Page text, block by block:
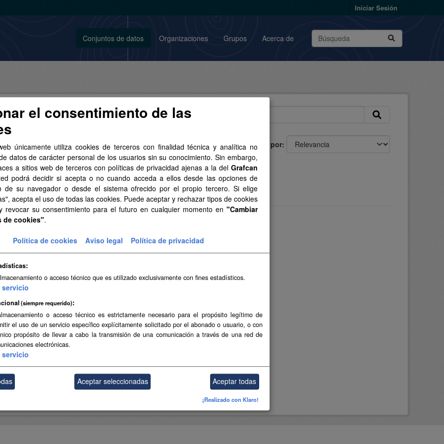
Iniciar Sesión
Conjuntos de datos Organizaciones Grupos Acerca de
Ordenar por
de datos encontrado
Sanidad
Licencias:
Legal del Gobierno de Canarias
Formatos: SHP
puede acceder a este registro utilizando los
el consentimiento de las
únicamente utiliza cookies de terceros con finalidad técnica y analítica no
datos de carácter personal de los usuarios sin su conocimiento. Sin embargo,
a sitios web de terceros con políticas de privacidad ajenas a la del Grafcan
podrá decidir si acepta o no cuando acceda a ellos desde las opciones de
de su navegador o desde el sistema ofrecido por el propio tercero. Si elige
acepta el uso de todas las cookies. Puede aceptar y rechazar tipos de cookies
revocar su consentimiento para el futuro en cualquier momento en "Cambiar
de cookies".
Política de cookies Aviso legal Política de privacidad
o acceso técnico que es utilizado exclusivamente con fines estadísticos.
servicio
(siempre requerido)
o acceso técnico es estrictamente necesario para el propósito legítimo de
el uso de un servicio específico explícitamente solicitado por el abonado o usuario, o con
propósito de llevar a cabo la transmisión de una comunicación a través de una red de
electrónicas.
servicio
Aceptar seleccionadas Aceptar todas
¡Realizado con Klaro!